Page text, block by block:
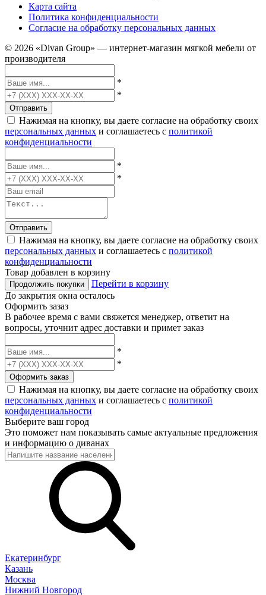
Карта сайта
Политика конфиденциальности
Согласие на обработку персональных данных
© 2026 «Divan Group» — интернет-магазин мягкой мебели от
производителя
*
*
Отправить
Нажимая на кнопку, вы даете согласие на обработку своих
персональных данных и соглашаетесь с политикой
конфиденциальности
*
*
Отправить
Нажимая на кнопку, вы даете согласие на обработку своих
персональных данных и соглашаетесь с политикой
конфиденциальности
Товар добавлен в корзину
Продолжить покупки
Перейти в корзину
До закрытия окна осталось
Оформить зазаз
В рабочее время с вами свяжется менеджер, ответит на
вопросы, уточнит адрес доставки и примет заказ
*
*
Оформить заказ
Нажимая на кнопку, вы даете согласие на обработку своих
персональных данных и соглашаетесь с политикой
конфиденциальности
Выберите ваш город
Это поможет нам показывать самые актуальные предложения
и информацию о диванах
Екатеринбург
Казань
Москва
Нижний Новгород